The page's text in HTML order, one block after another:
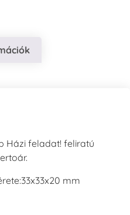
Házi feladat! feliratú
mm